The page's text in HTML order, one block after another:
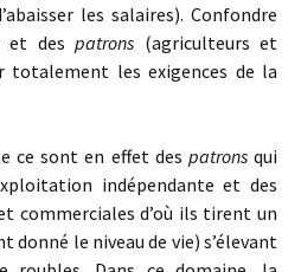
les salaires). Confondre
et despatrons (agriculteurs et
totalement les exigences de la
ce sont en effet des patronsqui
indépendante et des
commerciales d’où ils tirent un
donné le niveau de vie) s’élevant